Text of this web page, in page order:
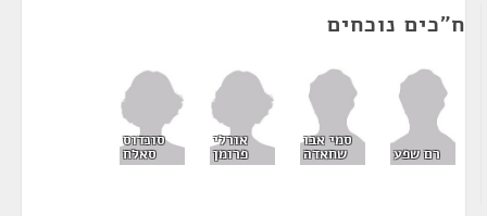
ח"כים נוכחים
רם שפע
סמי אבו
שחאדה
אורלי
פרומן
סונדוס
סאלח